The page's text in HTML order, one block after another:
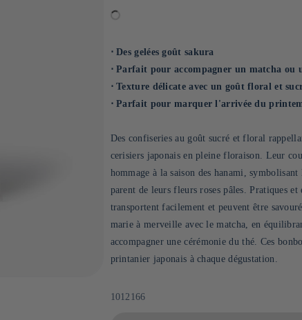
⋅ Des gelées goût sakura
⋅ Parfait pour accompagner un matcha ou
⋅ Texture délicate avec un goût floral et
⋅ Parfait pour marquer l'arrivée du
Des confiseries au goût sucré et floral
cerisiers japonais en pleine floraison. Leur
hommage à la saison des hanami,
parent de leurs fleurs roses pâles. Pratiques
transportent facilement et peuvent être
marie à merveille avec le matcha, en
accompagner une cérémonie du thé. Ces
printanier japonais à chaque dégustation.
SKU:
1012166